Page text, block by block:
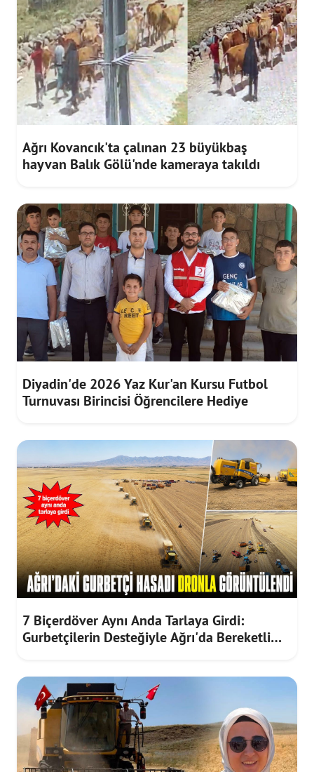
Ağrı Kovancık'ta çalınan 23 büyükbaş
hayvan Balık Gölü'nde kameraya takıldı
Diyadin'de 2026 Yaz Kur'an Kursu Futbol
Turnuvası Birincisi Öğrencilere Hediye
7 Biçerdöver Aynı Anda Tarlaya Girdi:
Gurbetçilerin Desteğiyle Ağrı'da Bereketli